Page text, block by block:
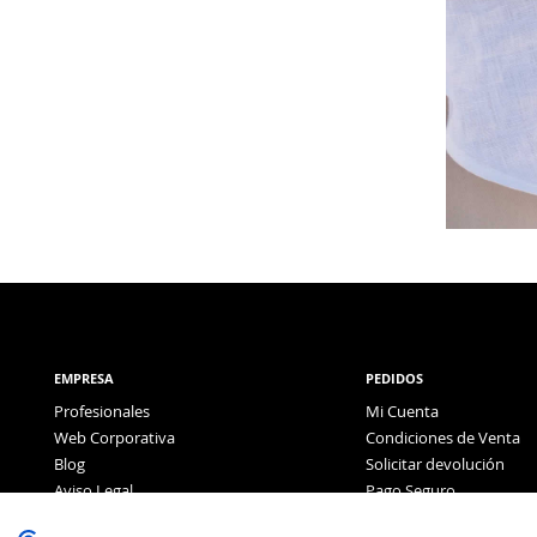
EMPRESA
Profesionales
Web Corporativa
Blog
Aviso Legal
PEDIDOS
Mi Cuenta
Condiciones de Venta
Solicitar devolución
Pago Seguro